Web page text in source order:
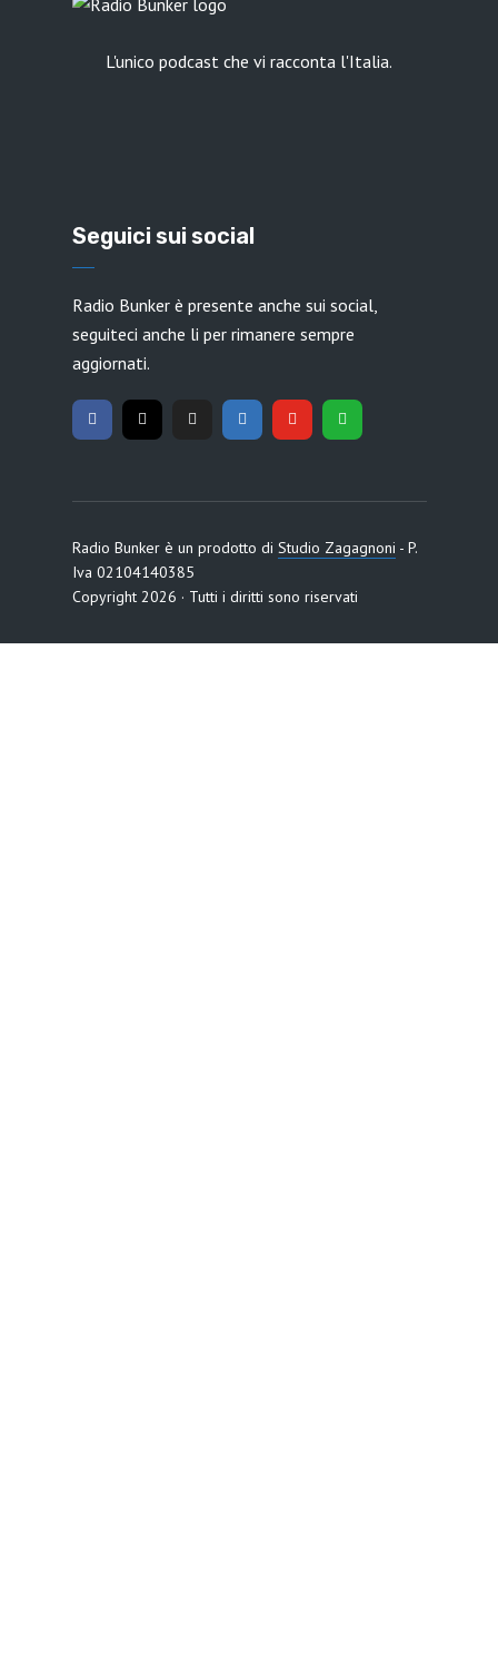
L'unico podcast che vi racconta l'Italia.
Seguici sui social
Radio Bunker è presente anche sui social,
seguiteci anche li per rimanere sempre
aggiornati.
Radio Bunker è un prodotto di Studio Zagagnoni - P.
Iva 02104140385
Copyright 2026 · Tutti i diritti sono riservati